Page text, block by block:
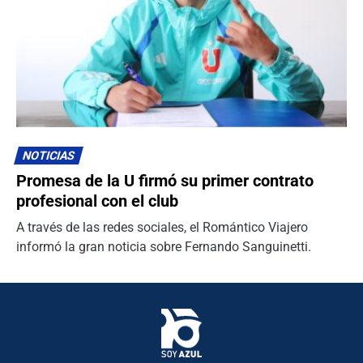
NOTICIAS
Promesa de la U firmó su primer contrato
profesional con el club
A través de las redes sociales, el Romántico Viajero
informó la gran noticia sobre Fernando Sanguinetti.